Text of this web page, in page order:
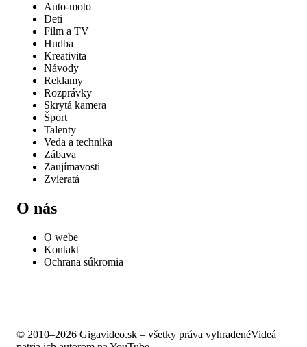
Auto-moto
Deti
Film a TV
Hudba
Kreativita
Návody
Reklamy
Rozprávky
Skrytá kamera
Šport
Talenty
Veda a technika
Zábava
Zaujímavosti
Zvieratá
O nás
O webe
Kontakt
Ochrana súkromia
© 2010–2026 Gigavideo.sk – všetky práva vyhradenéVideá